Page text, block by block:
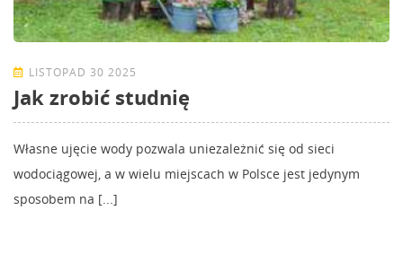
LISTOPAD 30 2025
Jak zrobić studnię
Własne ujęcie wody pozwala uniezależnić się od sieci
wodociągowej, a w wielu miejscach w Polsce jest jedynym
sposobem na [...]